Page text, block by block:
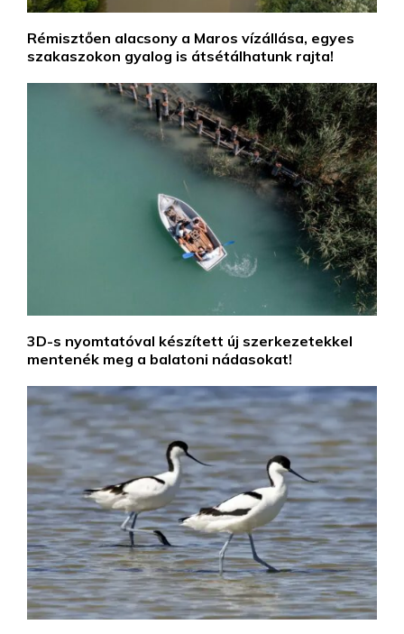
Rémisztően alacsony a Maros vízállása, egyes
szakaszokon gyalog is átsétálhatunk rajta!
3D-s nyomtatóval készített új szerkezetekkel
mentenék meg a balatoni nádasokat!